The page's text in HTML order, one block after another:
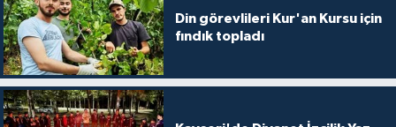
Din görevlileri Kur'an Kursu için
fındık topladı
Muğla Müftülüğü
Muş Müftülüğü